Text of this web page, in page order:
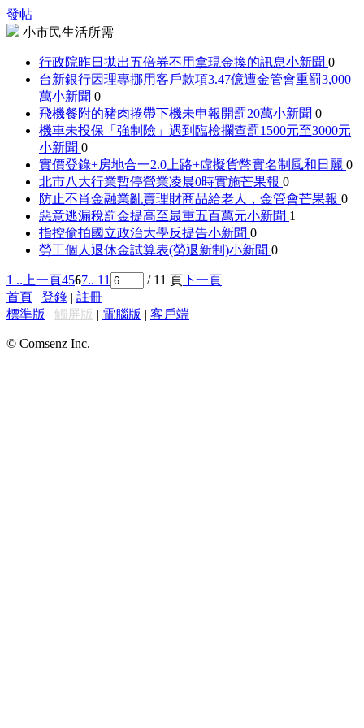
發帖
小市民生活所需
行政院昨日拋出五倍券不用拿現金換的訊息小新聞 0
台新銀行因理專挪用客戶款項3.47億遭金管會重罰3,000
萬小新聞 0
飛機餐附的豬肉捲帶下機未申報開罰20萬小新聞 0
機車未投保「強制險」遇到臨檢攔查罰1500元至3000元
小新聞 0
實價登錄+房地合一2.0上路+虛擬貨幣實名制 風和日麗 0
北市八大行業暫停營業凌晨0時實施芒果報 0
防止不肖金融業亂賣理財商品給老人，金管會芒果報 0
惡意逃漏稅罰金提高至最重五百萬元小新聞 1
指控偷拍國立政治大學反提告小新聞 0
勞工個人退休金試算表(勞退新制)小新聞 0
1 .. 上一頁4567.. 11 / 11 頁下一頁
首頁 | 登錄 | 註冊
標準版 | 觸屏版 | 電腦版 | 客戶端
© Comsenz Inc.